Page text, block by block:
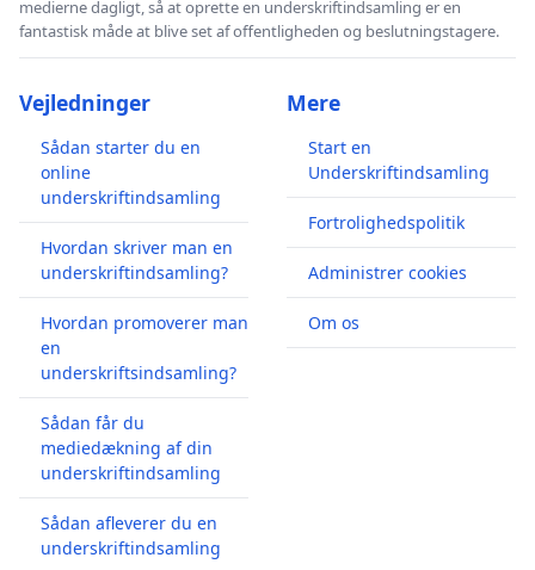
medierne dagligt, så at oprette en underskriftindsamling er en
fantastisk måde at blive set af offentligheden og beslutningstagere.
Vejledninger
Sådan starter du en
online
underskriftindsamling
Hvordan skriver man en
underskriftindsamling?
Hvordan promoverer man
en
underskriftsindsamling?
Sådan får du
mediedækning af din
underskriftindsamling
Sådan afleverer du en
underskriftindsamling
Mere
Start en
Underskriftindsamling
Fortrolighedspolitik
Administrer cookies
Om os